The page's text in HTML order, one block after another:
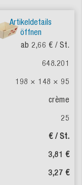
Artikeldetails
öffnen
ab 2,66 € / St.
648.201
198 × 148 × 95
crème
25
€ / St.
3,81 €
3,27 €